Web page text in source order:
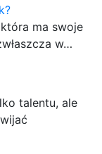
ma swoje
w…
talentu, ale